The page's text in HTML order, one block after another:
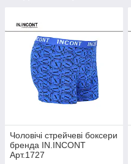
Чоловічі стрейчеві боксери
бренда IN.INCONT
Арт.1727